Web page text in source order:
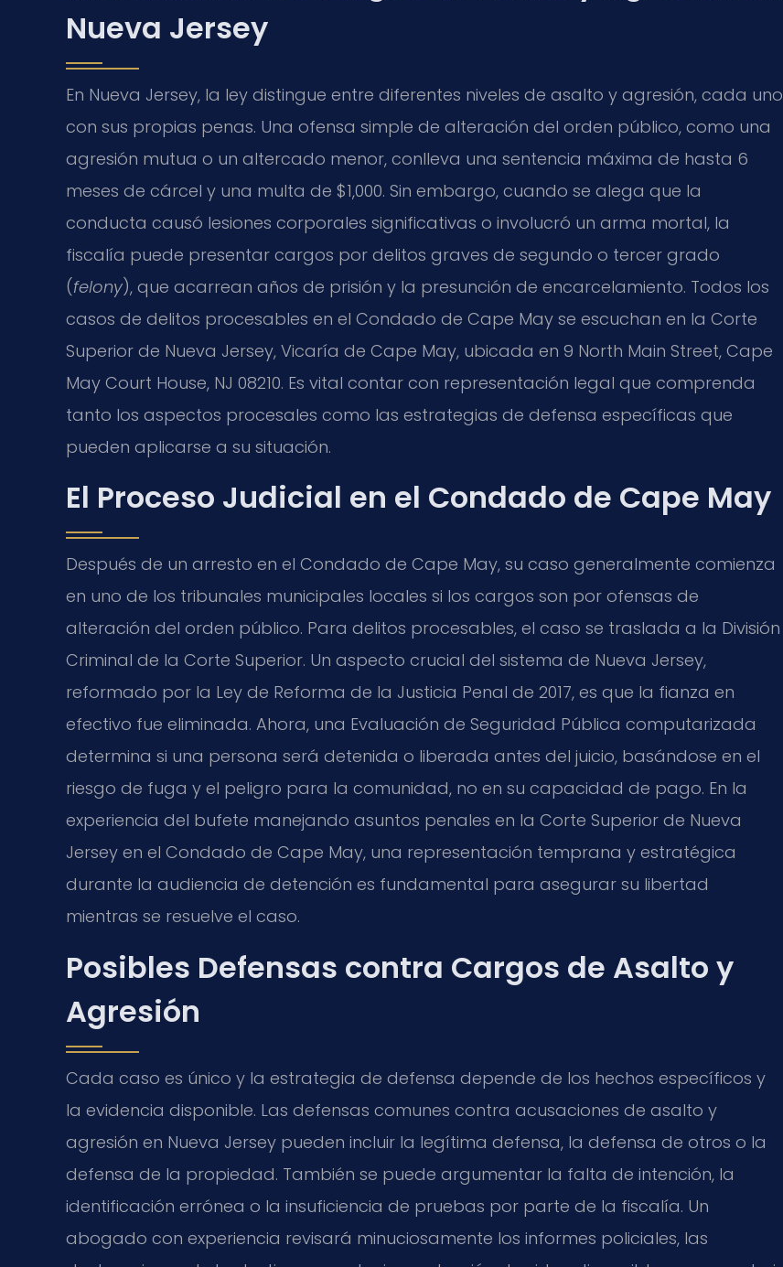
Nueva Jersey
En Nueva Jersey, la ley distingue entre diferentes niveles de asalto y agresión, cada uno
con sus propias penas. Una ofensa simple de alteración del orden público, como una
agresión mutua o un altercado menor, conlleva una sentencia máxima de hasta 6
meses de cárcel y una multa de $1,000. Sin embargo, cuando se alega que la
conducta causó lesiones corporales significativas o involucró un arma mortal, la
fiscalía puede presentar cargos por delitos graves de segundo o tercer grado
(felony), que acarrean años de prisión y la presunción de encarcelamiento. Todos los
casos de delitos procesables en el Condado de Cape May se escuchan en la Corte
Superior de Nueva Jersey, Vicaría de Cape May, ubicada en 9 North Main Street, Cape
May Court House, NJ 08210. Es vital contar con representación legal que comprenda
tanto los aspectos procesales como las estrategias de defensa específicas que
pueden aplicarse a su situación.
El Proceso Judicial en el Condado de Cape May
Después de un arresto en el Condado de Cape May, su caso generalmente comienza
en uno de los tribunales municipales locales si los cargos son por ofensas de
alteración del orden público. Para delitos procesables, el caso se traslada a la División
Criminal de la Corte Superior. Un aspecto crucial del sistema de Nueva Jersey,
reformado por la Ley de Reforma de la Justicia Penal de 2017, es que la fianza en
efectivo fue eliminada. Ahora, una Evaluación de Seguridad Pública computarizada
determina si una persona será detenida o liberada antes del juicio, basándose en el
riesgo de fuga y el peligro para la comunidad, no en su capacidad de pago. En la
experiencia del bufete manejando asuntos penales en la Corte Superior de Nueva
Jersey en el Condado de Cape May, una representación temprana y estratégica
durante la audiencia de detención es fundamental para asegurar su libertad
mientras se resuelve el caso.
Posibles Defensas contra Cargos de Asalto y
Agresión
Cada caso es único y la estrategia de defensa depende de los hechos específicos y
la evidencia disponible. Las defensas comunes contra acusaciones de asalto y
agresión en Nueva Jersey pueden incluir la legítima defensa, la defensa de otros o la
defensa de la propiedad. También se puede argumentar la falta de intención, la
identificación errónea o la insuficiencia de pruebas por parte de la fiscalía. Un
abogado con experiencia revisará minuciosamente los informes policiales, las